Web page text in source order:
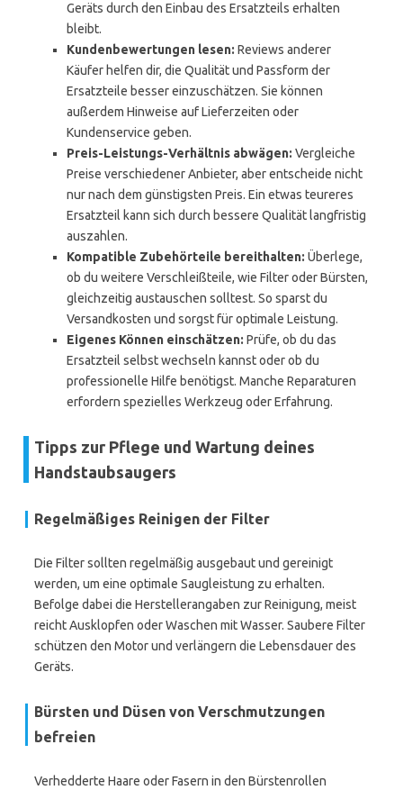
Geräts durch den Einbau des Ersatzteils erhalten
bleibt.
Kundenbewertungen lesen: Reviews anderer
Käufer helfen dir, die Qualität und Passform der
Ersatzteile besser einzuschätzen. Sie können
außerdem Hinweise auf Lieferzeiten oder
Kundenservice geben.
Preis-Leistungs-Verhältnis abwägen: Vergleiche
Preise verschiedener Anbieter, aber entscheide nicht
nur nach dem günstigsten Preis. Ein etwas teureres
Ersatzteil kann sich durch bessere Qualität langfristig
auszahlen.
Kompatible Zubehörteile bereithalten: Überlege,
ob du weitere Verschleißteile, wie Filter oder Bürsten,
gleichzeitig austauschen solltest. So sparst du
Versandkosten und sorgst für optimale Leistung.
Eigenes Können einschätzen: Prüfe, ob du das
Ersatzteil selbst wechseln kannst oder ob du
professionelle Hilfe benötigst. Manche Reparaturen
erfordern spezielles Werkzeug oder Erfahrung.
Tipps zur Pflege und Wartung deines
Handstaubsaugers
Regelmäßiges Reinigen der Filter
Die Filter sollten regelmäßig ausgebaut und gereinigt
werden, um eine optimale Saugleistung zu erhalten.
Befolge dabei die Herstellerangaben zur Reinigung, meist
reicht Ausklopfen oder Waschen mit Wasser. Saubere Filter
schützen den Motor und verlängern die Lebensdauer des
Geräts.
Bürsten und Düsen von Verschmutzungen
befreien
Verhedderte Haare oder Fasern in den Bürstenrollen